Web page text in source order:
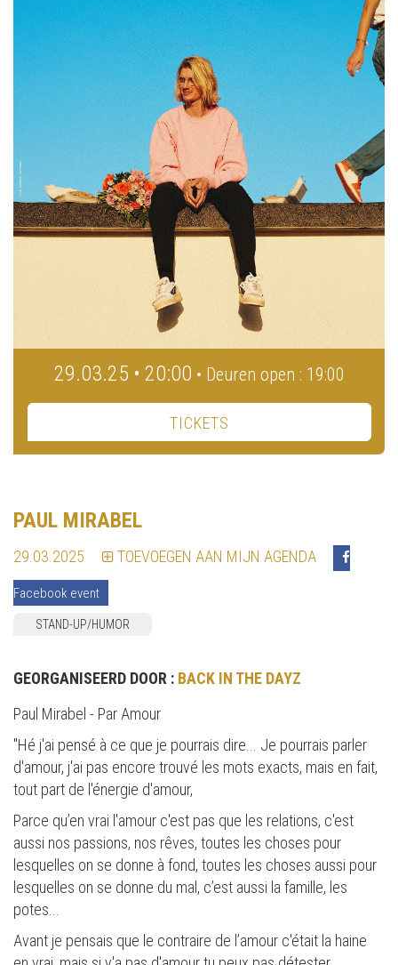
29.03.25 • 20:00 • Deuren open : 19:00
TICKETS
PAUL MIRABEL
29.03.2025 TOEVOEGEN AAN MIJN AGENDA
Facebook event
STAND-UP/HUMOR
GEORGANISEERD DOOR : BACK IN THE DAYZ
Paul Mirabel - Par Amour
"Hé j'ai pensé à ce que je pourrais dire... Je pourrais parler
d'amour, j'ai pas encore trouvé les mots exacts, mais en fait,
tout part de l'énergie d'amour,
Parce qu’en vrai l'amour c'est pas que les relations, c'est
aussi nos passions, nos rêves, toutes les choses pour
lesquelles on se donne à fond, toutes les choses aussi pour
lesquelles on se donne du mal, c’est aussi la famille, les
potes...
Avant je pensais que le contraire de l’amour c'était la haine